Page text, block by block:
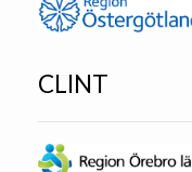
CLINT